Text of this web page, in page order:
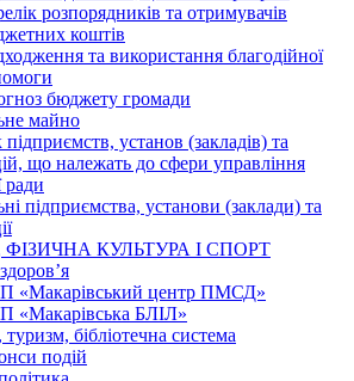
розпорядників та отримувачів
коштів
та використання благодійної
бюджету громади
майно
установ (закладів) та
що належать до сфери управління
ради
підприємства, установи (заклади) та
ФІЗИЧНА КУЛЬТУРА І СПОРТ
«Макарівський центр ПМСД»
«Макарівська БЛІЛ»
туризм, бібліотечна система
подій